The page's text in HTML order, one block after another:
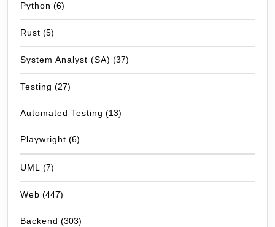
Python (6)
Rust (5)
System Analyst (SA) (37)
Testing (27)
Automated Testing (13)
Playwright (6)
UML (7)
Web (447)
Backend (303)